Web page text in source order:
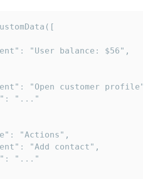
"User balance: $56",
"Open customer
"..."
"Actions",
"Add contact",
"..."